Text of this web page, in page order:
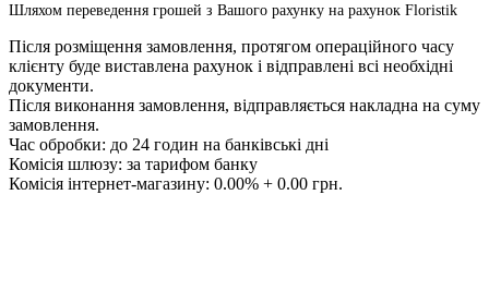
Шляхом переведення грошей з Вашого рахунку на рахунок Floristik
Після розміщення замовлення, протягом операційного часу
клієнту буде виставлена ​​рахунок і відправлені всі необхідні
документи.
Після виконання замовлення, відправляється накладна на суму
замовлення.
Час обробки: до 24 годин на банківські дні
Комісія шлюзу: за тарифом банку
Комісія інтернет-магазину: 0.00% + 0.00 грн.